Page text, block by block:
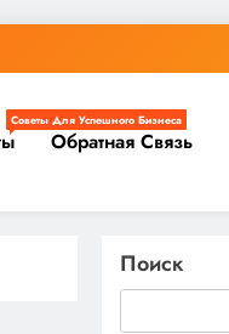
Советы Для Успешного Бизнеса
Обратная Связь
Поиск